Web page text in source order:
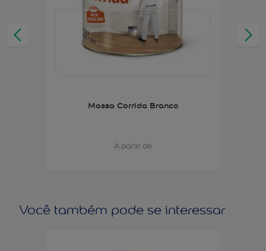
Massa Corrida Branco
A partir de
Você também pode se interessar